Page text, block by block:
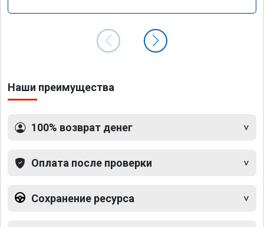
Наши преимущества
100% возврат денег
Оплата после проверки
Сохранение ресурса